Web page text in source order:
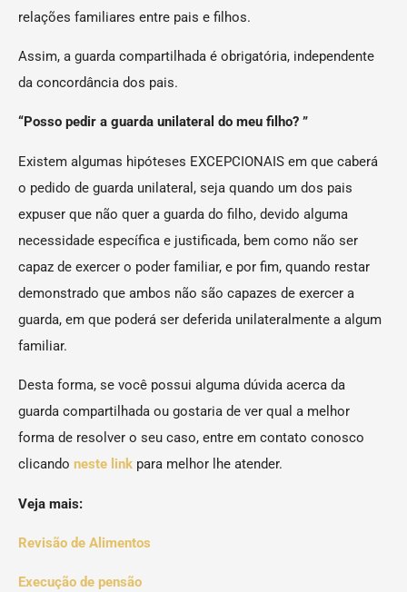
relações familiares entre pais e filhos.
Assim, a guarda compartilhada é obrigatória, independente
da concordância dos pais.
“Posso pedir a guarda unilateral do meu filho? ”
Existem algumas hipóteses EXCEPCIONAIS em que caberá
o pedido de guarda unilateral, seja quando um dos pais
expuser que não quer a guarda do filho, devido alguma
necessidade específica e justificada, bem como não ser
capaz de exercer o poder familiar, e por fim, quando restar
demonstrado que ambos não são capazes de exercer a
guarda, em que poderá ser deferida unilateralmente a algum
familiar.
Desta forma, se você possui alguma dúvida acerca da
guarda compartilhada ou gostaria de ver qual a melhor
forma de resolver o seu caso, entre em contato conosco
clicando neste link para melhor lhe atender.
Veja mais:
Revisão de Alimentos
Execução de pensão